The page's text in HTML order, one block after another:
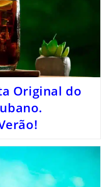
Original do